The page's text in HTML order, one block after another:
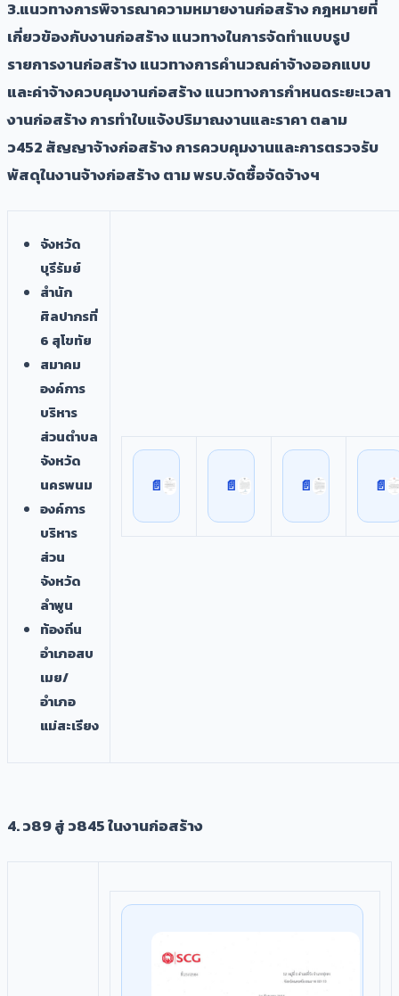
​3.แนวทางการพิจารณาความหมายงานก่อสร้าง กฎหมายที่
เกี่ยวข้องกับงานก่อสร้าง แนวทางในการจัดทำแบบรูป
รายการงานก่อสร้าง แนวทางการคำนวณค่าจ้างออกแบบ
และค่าจ้างควบคุมงานก่อสร้าง แนวทางการกำหนดระยะเวลา
งานก่อสร้าง การทำใบแจ้งปริมาณงานและราคา ตaาม
ว452 สัญญาจ้างก่อสร้าง การควบคุมงานและการตรวจรับ
พัสดุในงานจ้างก่อสร้าง ตาม พรบ.จัดซื้อจัดจ้างฯ
จังหวัด
บุรีรัมย์
สำนัก
ศิลปากรที่
6 สุโขทัย
สมาคม
องค์การ
บริหาร
ส่วนตำบล
จังหวัด
นครพนม
องค์การ
บริหาร
ส่วน
จังหวัด
ลำพูน
ท้องถิ่น
อำเภอสบ
เมย/
อำเภอ
แม่สะเรียง
4. ว89 สู่ ว845 ในงานก่อสร้าง